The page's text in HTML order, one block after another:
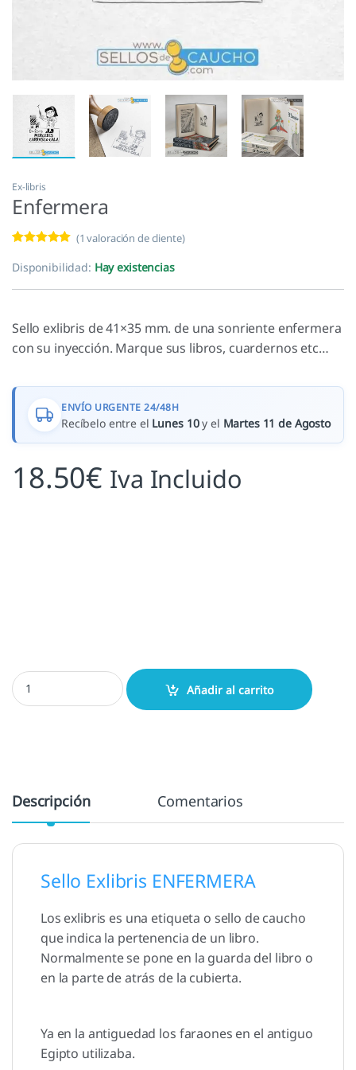
Ex-libris
Enfermera
5.00de 5 en
base a
valoración de
(1 valoración de cliente)
Disponibilidad: Hay existencias
Sello exlibris de 41×35 mm. de una sonriente enfermera
con su inyección. Marque sus libros, cuardernos etc…
ENVÍO URGENTE 24/48H
Recíbelo entre el Lunes 10y el Martes 11 de Agosto
18.50€ Iva Incluido
Enfermera cantidad
Añadir al carrito
Descripción Comentarios
Sello Exlibris ENFERMERA
Los exlibris es una etiqueta o sello de caucho
que indica la pertenencia de un libro.
Normalmente se pone en la guarda del libro o
en la parte de atrás de la cubierta.
Ya en la antiguedad los faraones en el antiguo
Egipto utilizaba.